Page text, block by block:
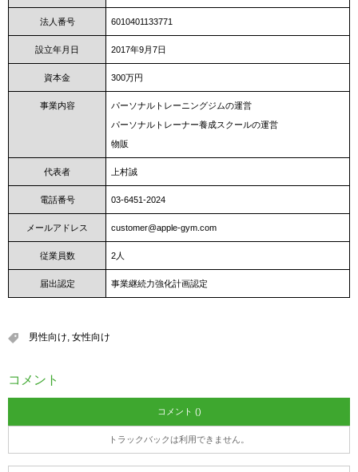
法人番号 6010401133771
設立年月日 2017年9月7日
資本金 300万円
事業内容
パーソナルトレーニングジムの運営
パーソナルトレーナー養成スクールの運営
物販
代表者 上村誠
電話番号 03-6451-2024
メールアドレス customer@apple-gym.com
従業員数 2人
届出認定 事業継続力強化計画認定
男性向け, 女性向け
コメント
コメント ()
トラックバックは利用できません。